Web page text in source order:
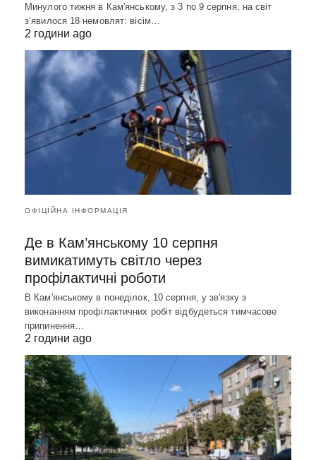
Минулого тижня в Кам'янському, з 3 по 9 серпня, на світ
зʼявилося 18 немовлят: вісім…
2 години ago
ОФІЦІЙНА ІНФОРМАЦІЯ
Де в Кам’янському 10 серпня
вимикатимуть світло через
профілактичні роботи
В Кам'янському в понеділок, 10 серпня, у зв'язку з
виконанням профілактичних робіт відбудеться тимчасове
припинення…
2 години ago